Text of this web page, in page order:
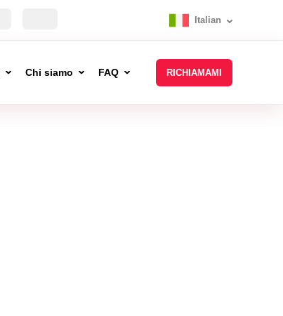
Italian
Chi siamo FAQ RICHIAMAMI